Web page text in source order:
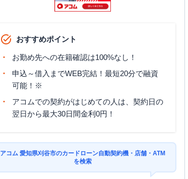
おすすめポイント
お勤め先への在籍確認は100%なし！
申込～借入までWEB完結！最短20分で融資
可能！※
アコムでの契約がはじめての人は、契約日の
翌日から最大30日間金利0円！
アコム 愛知県刈谷市のカードローン自動契約機・店舗・ATM
を検索